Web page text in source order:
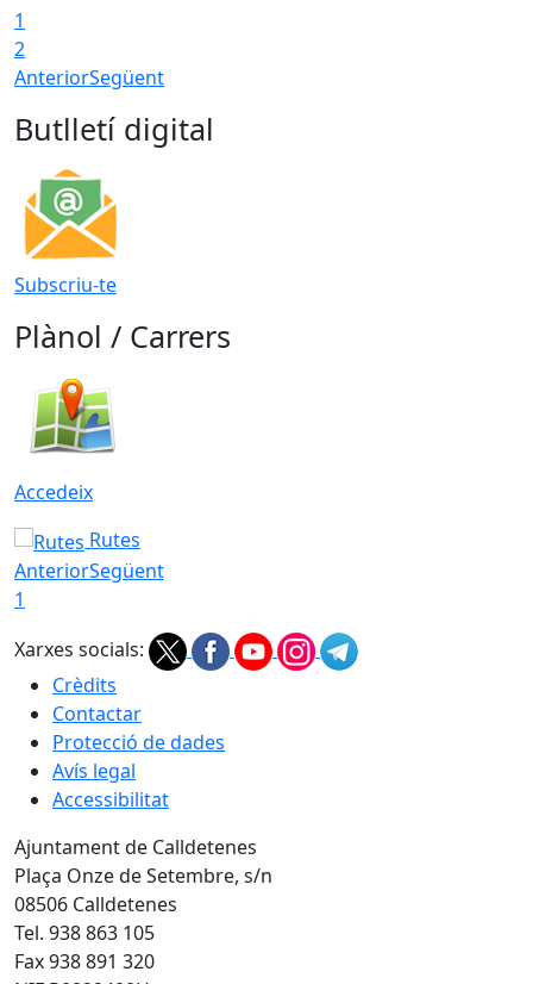
1
2
AnteriorSegüent
Butlletí digital
Subscriu-te
Plànol / Carrers
Accedeix
Rutes
AnteriorSegüent
1
Xarxes socials:
Crèdits
Contactar
Protecció de dades
Avís legal
Accessibilitat
Ajuntament de Calldetenes
Plaça Onze de Setembre, s/n
08506 Calldetenes
Tel. 938 863 105
Fax 938 891 320